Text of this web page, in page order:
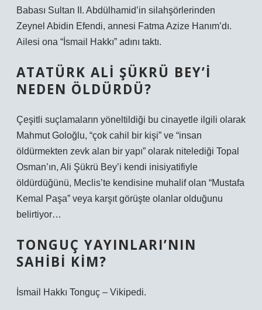
Babası Sultan II. Abdülhamid’in silahşörlerinden
Zeynel Abidin Efendi, annesi Fatma Azize Hanım’dı.
Ailesi ona “İsmail Hakkı” adını taktı.
ATATÜRK ALI ŞÜKRÜ BEY’I
NEDEN ÖLDÜRDÜ?
Çeşitli suçlamaların yöneltildiği bu cinayetle ilgili olarak
Mahmut Goloğlu, “çok cahil bir kişi” ve “insan
öldürmekten zevk alan bir yapı” olarak nitelediği Topal
Osman’ın, Ali Şükrü Bey’i kendi inisiyatifiyle
öldürdüğünü, Meclis’te kendisine muhalif olan “Mustafa
Kemal Paşa” veya karşıt görüşte olanlar olduğunu
belirtiyor…
TONGUÇ YAYINLARI’NIN
SAHIBI KIM?
İsmail Hakkı Tonguç – Vikipedi.